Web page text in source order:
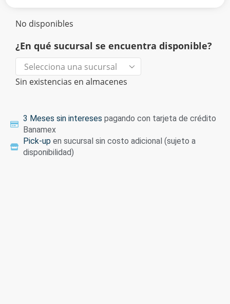
No disponibles
¿En qué sucursal se encuentra disponible?
Sin existencias en almacenes
3 Meses sin intereses pagando con tarjeta de crédito
Banamex
Pick-up en sucursal sin costo adicional (sujeto a
disponibilidad)